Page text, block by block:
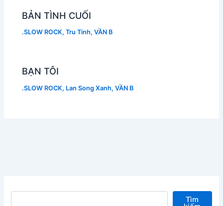
BẢN TÌNH CUỐI
.SLOW ROCK,Tru Tinh,VẦN B
BẠN TÔI
.SLOW ROCK, Lan Song Xanh,VẦN B
Tìm kiếm Tìm